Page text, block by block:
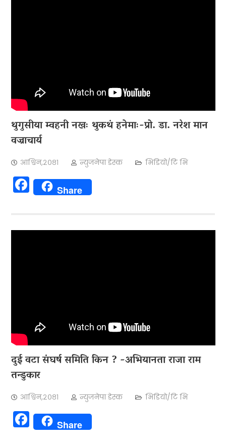
थुगुसीया म्वहनी नखः थुकथं हनेमाः-प्रो. डा. नरेश मान
वज्राचार्य
आश्विन,२०८१ न्युजनेपा डेस्क भिडियो/टि भि
Facebook
Share
दुई वटा संघर्ष समिति किन ? -अभियानता राजा राम
तन्डुकार
आश्विन,२०८१ न्युजनेपा डेस्क भिडियो/टि भि
Facebook
Share